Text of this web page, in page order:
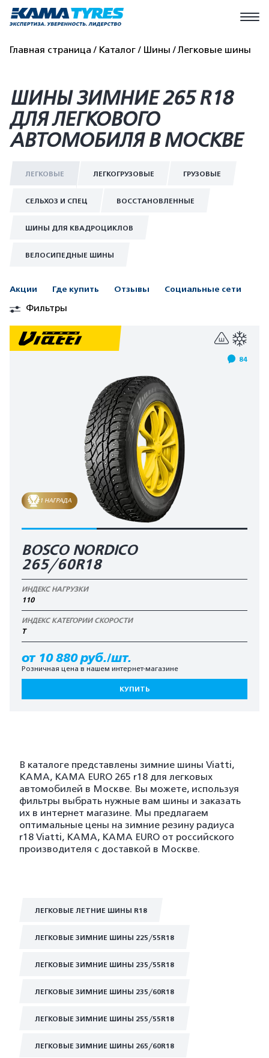
Главная страница Каталог Шины Легковые шины
ШИНЫ ЗИМНИЕ 265 R18
ДЛЯ ЛЕГКОВОГО
АВТОМОБИЛЯ В МОСКВЕ
ЛЕГКОВЫЕ ЛЕГКОГРУЗОВЫЕ ГРУЗОВЫЕ
СЕЛЬХОЗ И СПЕЦ ВОССТАНОВЛЕННЫЕ
ШИНЫ ДЛЯ КВАДРОЦИКЛОВ
ВЕЛОСИПЕДНЫЕ ШИНЫ
Акции Где купить Отзывы Социальные сети
Фильтры
84
1 НАГРАДА
BOSCO NORDICO
265/60R18
ИНДЕКС НАГРУЗКИ
110
ИНДЕКС КАТЕГОРИИ СКОРОСТИ
T
от 10 880 руб./шт.
Розничная цена в нашем интернет-магазине
КУПИТЬ
В каталоге представлены зимние шины Viatti,
KAMA, KAMA EURO 265 r18 для легковых
автомобилей в Москве. Вы можете, используя
фильтры выбрать нужные вам шины и заказать
их в интернет магазине. Мы предлагаем
оптимальные цены на зимние резину радиуса
r18 Viatti, KAMA, KAMA EURO от российского
производителя с доставкой в Москве.
ЛЕГКОВЫЕ ЛЕТНИЕ ШИНЫ R18
ЛЕГКОВЫЕ ЗИМНИЕ ШИНЫ 225/55R18
ЛЕГКОВЫЕ ЗИМНИЕ ШИНЫ 235/55R18
ЛЕГКОВЫЕ ЗИМНИЕ ШИНЫ 235/60R18
ЛЕГКОВЫЕ ЗИМНИЕ ШИНЫ 255/55R18
ЛЕГКОВЫЕ ЗИМНИЕ ШИНЫ 265/60R18